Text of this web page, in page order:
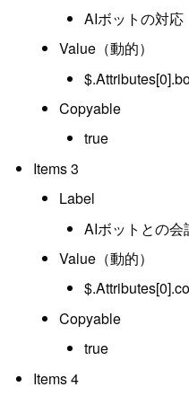
AIボットの対応
Value（動的）
Copyable
true
Items 3
Label
AIボットとの会
Value（動的）
Copyable
true
Items 4